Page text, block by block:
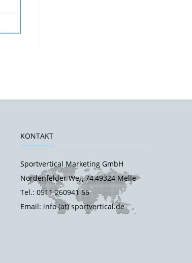
KONTAKT
Sportvertical Marketing GmbH
Nordenfelder Weg 74,49324 Melle
Tel.: 0511 260941 55
Email: info (at) sportvertical.de